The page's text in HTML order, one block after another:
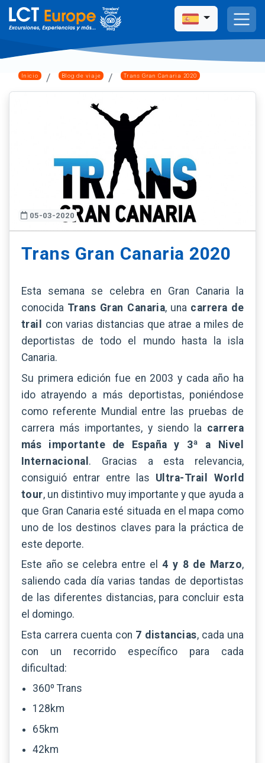
Inicio Blog de viaje Trans Gran Canaria 2020
05-03-2020
Trans Gran Canaria 2020
Esta semana se celebra en Gran Canaria la
conocida Trans Gran Canaria, una carrera de
trail
con varias distancias que atrae a miles de
deportistas de todo el mundo hasta la isla
Canaria.
Su primera edición fue en 2003 y cada año ha
ido atrayendo a más deportistas, poniéndose
como referente Mundial entre las pruebas de
carrera más importantes, y siendo la carrera
más importante de España y 3ª a Nivel
Internacional . Gracias a esta relevancia,
consiguió entrar entre las Ultra-Trail World
tour, un distintivo muy importante y que ayuda a
que Gran Canaria esté situada en el mapa como
uno de los destinos claves para la práctica de
este deporte.
Este año se celebra entre el 4 y 8 de Marzo,
saliendo cada día varias tandas de deportistas
de las diferentes distancias, para concluir esta
el domingo.
Esta carrera cuenta con 7 distancias, cada una
con un recorrido específico para cada
dificultad:
360º Trans
128km
65km
42km